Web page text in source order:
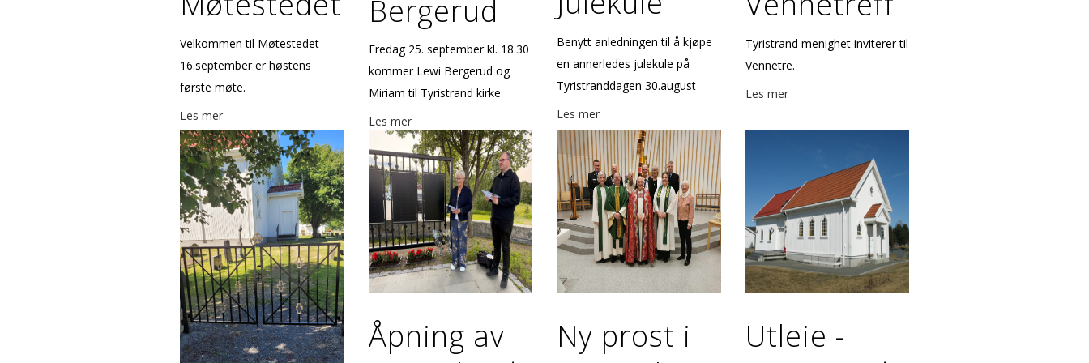
Velkommen til Møtestedet -
16.september er høstens
første møte.
Les mer
Bergerud
Fredag 25. september kl. 18.30
kommer Lewi Bergerud og
Miriam til Tyristrand kirke
Les mer
Benytt anledningen til å kjøpe
en annerledes julekule på
Tyristranddagen 30.august
Les mer
Tyristrand menighet inviterer til
Vennetreff.
Les mer
Åpning av
Ny prost i
Utleie -